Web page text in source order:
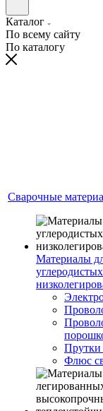
Каталог
По всему сайту
По каталогу
Сварочные
Материалы
Прутки
Флюс